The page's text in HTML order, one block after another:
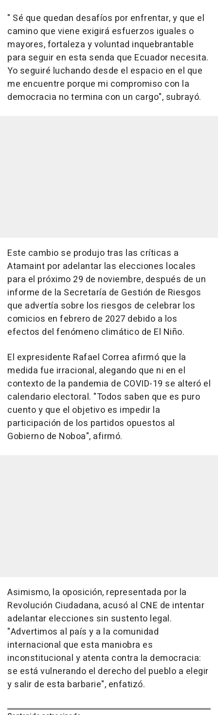
" Sé que quedan desafíos por enfrentar, y que el
camino que viene exigirá esfuerzos iguales o
mayores, fortaleza y voluntad inquebrantable
para seguir en esta senda que Ecuador necesita.
Yo seguiré luchando desde el espacio en el que
me encuentre porque mi compromiso con la
democracia no termina con un cargo", subrayó.
Este cambio se produjo tras las críticas a
Atamaint por adelantar las elecciones locales
para el próximo 29 de noviembre, después de un
informe de la Secretaría de Gestión de Riesgos
que advertía sobre los riesgos de celebrar los
comicios en febrero de 2027 debido a los
efectos del fenómeno climático de El Niño.
El expresidente Rafael Correa afirmó que la
medida fue irracional, alegando que ni en el
contexto de la pandemia de COVID-19 se alteró el
calendario electoral. "Todos saben que es puro
cuento y que el objetivo es impedir la
participación de los partidos opuestos al
Gobierno de Noboa", afirmó.
Asimismo, la oposición, representada por la
Revolución Ciudadana, acusó al CNE de intentar
adelantar elecciones sin sustento legal.
"Advertimos al país y a la comunidad
internacional que esta maniobra es
inconstitucional y atenta contra la democracia:
se está vulnerando el derecho del pueblo a elegir
y salir de esta barbarie", enfatizó.